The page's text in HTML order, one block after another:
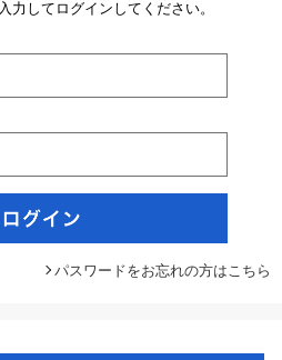
力してログインしてください。
パスワードをお忘れの方はこちら